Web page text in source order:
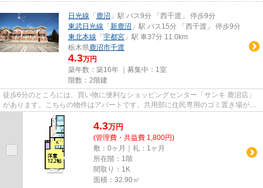
日光線 「 鹿沼 」駅 バス9分 「西千渡」 停歩9分
東武日光線 「 新鹿沼 」駅 バス15分 「西千渡」 停歩9分
東北本線 「 宇都宮 」駅 車37分 11.0km
栃木県鹿沼市千渡
4.3万円
築年数：築16年 ｜募集中： 1室
階数：2階建
徒歩6分のところには、買い物に便利なショッピングセンター「サンキ 鹿沼店」
があります。こちらの物件はアパートです。共用部に住民専用のゴミ置き場があ
るので、面倒なゴミ出しも楽...
4.3万円
(管理費・共益費 1,800円)
敷：0ヶ月｜礼：1ヶ月
所在階：1階
間取り：1K
面積：32.90㎡